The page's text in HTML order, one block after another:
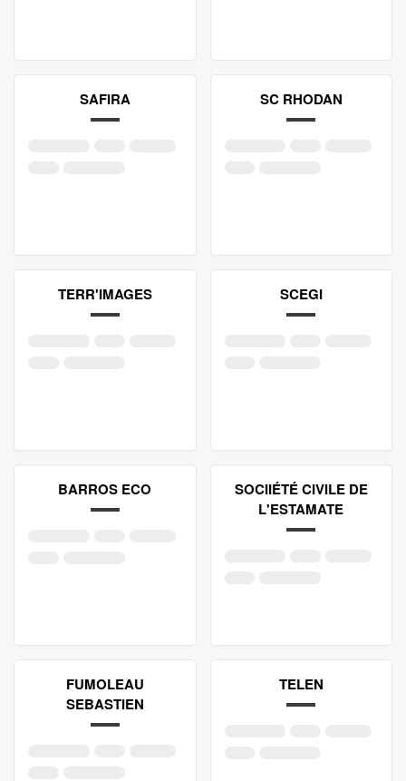
SAFIRA SC RHODAN
TERR'IMAGES SCEGI
BARROS ECO
SOCIIÉTÉ CIVILE DE
L'ESTAMATE
FUMOLEAU
SEBASTIEN
TELEN